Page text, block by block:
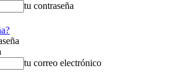
tu contraseña
tu correo electrónico